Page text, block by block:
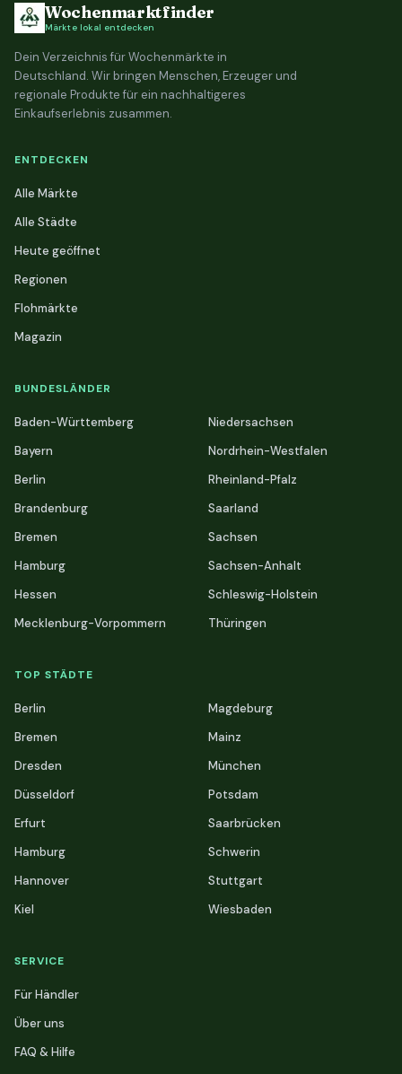
Wochenmarktfinder
Märkte lokal entdecken
Dein Verzeichnis für Wochenmärkte in
Deutschland. Wir bringen Menschen, Erzeuger und
regionale Produkte für ein nachhaltigeres
Einkaufserlebnis zusammen.
ENTDECKEN
Alle Märkte
Alle Städte
Heute geöffnet
Regionen
Flohmärkte
Magazin
BUNDESLÄNDER
Baden-Württemberg
Bayern
Berlin
Brandenburg
Bremen
Hamburg
Hessen
Mecklenburg-Vorpommern
Niedersachsen
Nordrhein-Westfalen
Rheinland-Pfalz
Saarland
Sachsen
Sachsen-Anhalt
Schleswig-Holstein
Thüringen
TOP STÄDTE
Berlin
Bremen
Dresden
Düsseldorf
Erfurt
Hamburg
Hannover
Kiel
Magdeburg
Mainz
München
Potsdam
Saarbrücken
Schwerin
Stuttgart
Wiesbaden
SERVICE
Für Händler
Über uns
FAQ & Hilfe